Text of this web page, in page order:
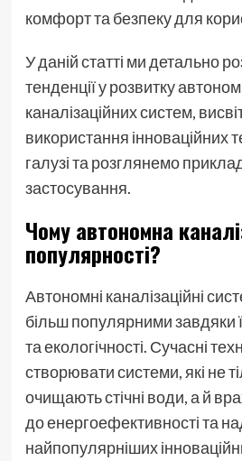
комфорт та безпеку для
У даній статті ми детально
тенденції у розвитку
каналізаційних систем,
використання інноваційних
галузі та розглянемо
застосування.
Чому автономна
популярності?
Автономні каналізаційні
більш популярними завдяки
та екологічності. Сучасні
створювати системи, які не
очищають стічні води, а й
до енергоефективності та
найпопулярніших